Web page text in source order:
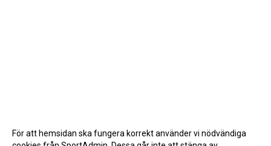
För att hemsidan ska fungera korrekt använder vi nödvändiga